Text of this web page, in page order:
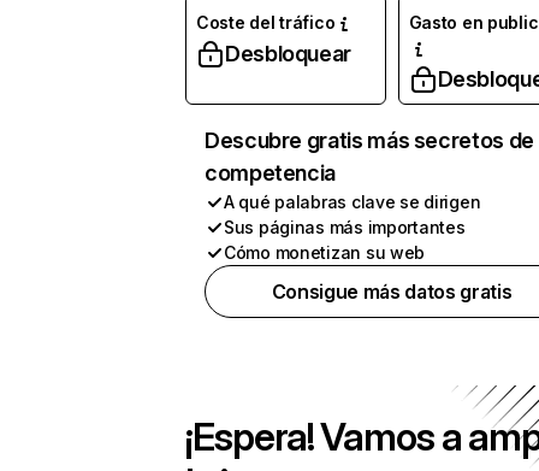
Coste del tráfico
Desbloquear
Gasto en
Descubre gratis más secretos de
competencia
A qué palabras clave se dirigen
Sus páginas más importantes
Cómo monetizan su web
Consigue más datos gratis
¡Espera! Vamos a